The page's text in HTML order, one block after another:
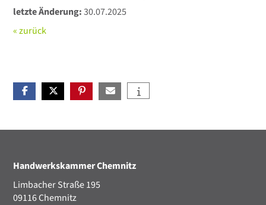
letzte Änderung:30.07.2025
« zurück
Handwerkskammer Chemnitz
Limbacher Straße 195
09116 Chemnitz